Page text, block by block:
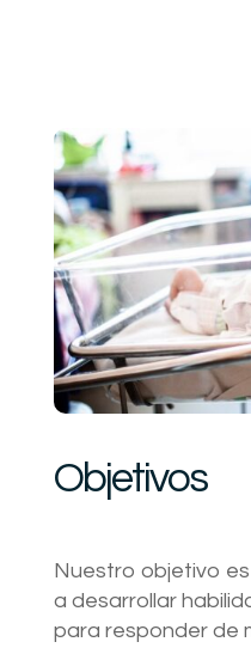
Objetivos
Nuestro objetivo
a desarrollar
para responder de